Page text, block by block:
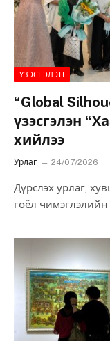
ҮЗЭСГЭЛЭН
“Global
үзэсгэлэн
хийлээ
Урлаг 24/07/2026
Дүрслэх урлаг,
гоёл чимэглэлийн
2026…